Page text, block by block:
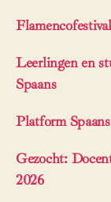
Leerlingen en
Spaans
Platform
Gezocht:
2026